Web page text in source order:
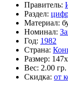
Правитель:
Раздел:
Материал:
Номинал:
Год: 1982
Страна:
Размер:
Вес: 2.00 гр.
Скидка: от